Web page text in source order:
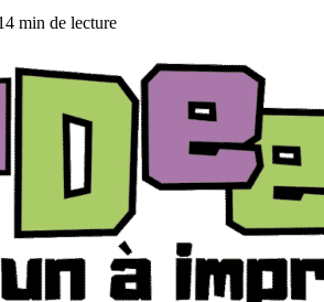
min de lecture